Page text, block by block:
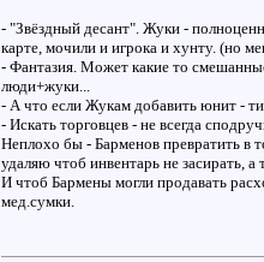
- "Звёздный десант". Жуки -
карте, мочили и игрока и хунту. (но
- Фантазия. Может какие то
люди+жуки...
- А что если Жукам добавить юнит -
- Искать торговцев - не всегда
Неплохо бы - Барменов превратить в
удаляю чтоб инвентарь не засирать, а
И чтоб Бармены могли продавать
мед.сумки.